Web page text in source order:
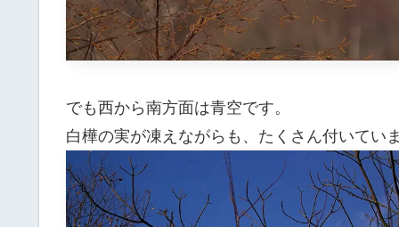
でも西から南方面は青空です。
白樺の実が凍えながらも、たくさん付いてい